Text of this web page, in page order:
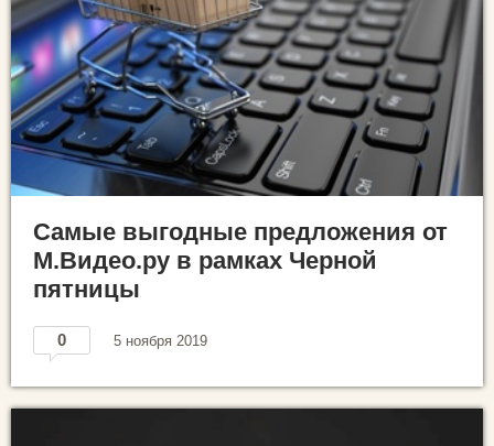
Самые выгодные предложения от
М.Видео.ру в рамках Черной
пятницы
0 5 ноября 2019